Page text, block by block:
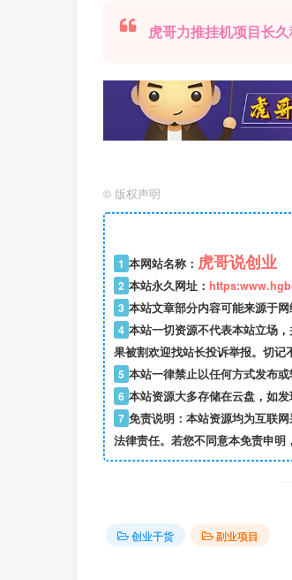
虎哥力推挂机项目长
© 版权声明
1 本网站名称： 虎哥说创业
2 本站永久网址：
3 本站文章部分内容可能来源于
4 本站一切资源不代表本站立场
果被割欢迎找站长投诉举报。切记
5 本站一律禁止以任何方式发布
6 本站资源大多存储在云盘，如
7 免责说明：本站资源均为互联
法律责任。若您不同意本免责申明
创业干货 副业项目